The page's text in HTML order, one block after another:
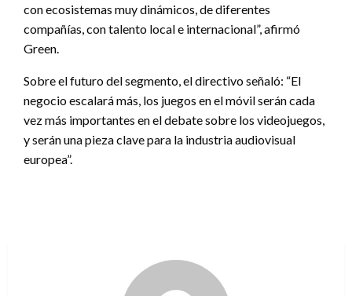
con ecosistemas muy dinámicos, de diferentes
compañías, con talento local e internacional”, afirmó
Green.
Sobre el futuro del segmento, el directivo señaló: “El
negocio escalará más, los juegos en el móvil serán cada
vez más importantes en el debate sobre los videojuegos,
y serán una pieza clave para la industria audiovisual
europea”.